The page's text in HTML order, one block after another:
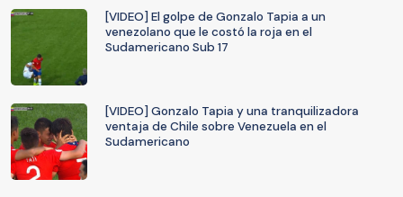
[VIDEO] El golpe de Gonzalo Tapia a un
venezolano que le costó la roja en el
Sudamericano Sub 17
[VIDEO] Gonzalo Tapia y una tranquilizadora
ventaja de Chile sobre Venezuela en el
Sudamericano